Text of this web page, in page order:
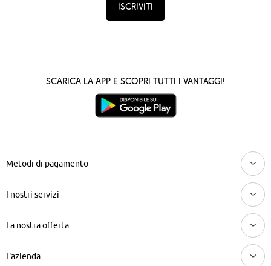
Iscriviti
Scarica la App e scopri tutti i vantaggi!
Metodi di pagamento
I nostri servizi
La nostra offerta
L'azienda